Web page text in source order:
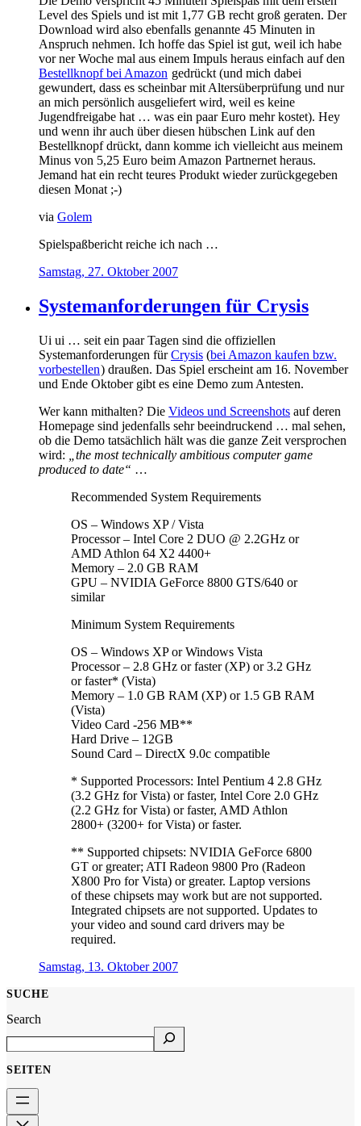
Level des Spiels und ist mit 1,77 GB recht groß geraten. Der
Download wird also ebenfalls genannte 45 Minuten in
Anspruch nehmen. Ich hoffe das Spiel ist gut, weil ich habe
vor ner Woche mal aus einem Impuls heraus einfach auf den
Bestellknopf bei Amazon gedrückt (und mich dabei
gewundert, dass es scheinbar mit Altersüberprüfung und nur
an mich persönlich ausgeliefert wird, weil es keine
Jugendfreigabe hat … was ein paar Euro mehr kostet). Hey
und wenn ihr auch über diesen hübschen Link auf den
Bestellknopf drückt, dann komme ich vielleicht aus meinem
Minus von 5,25 Euro beim Amazon Partnernet heraus.
Jemand hat ein recht teures Produkt wieder zurückgegeben
diesen Monat ;-)
via Golem
Spielspaßbericht reiche ich nach …
Samstag, 27. Oktober 2007
Systemanforderungen für Crysis
Ui ui … seit ein paar Tagen sind die offiziellen
Systemanforderungen fürCrysis (bei Amazon kaufen bzw.
vorbestellen) draußen. Das Spiel erscheint am 16. November
und Ende Oktober gibt es eine Demo zum Antesten.
Wer kann mithalten? Die Videos und Screenshots auf deren
Homepage sind jedenfalls sehr beeindruckend … mal sehen,
ob die Demo tatsächlich hält was die ganze Zeit versprochen
wird:
„the most technically ambitious computer game
produced to date“ …
Recommended System Requirements
OS – Windows XP / Vista
Processor – Intel Core 2 DUO @ 2.2GHz or
AMD Athlon 64 X2 4400+
Memory – 2.0 GB RAM
GPU – NVIDIA GeForce 8800 GTS/640 or
similar
Minimum System Requirements
OS – Windows XP or Windows Vista
Processor – 2.8 GHz or faster (XP) or 3.2 GHz
or faster* (Vista)
Memory – 1.0 GB RAM (XP) or 1.5 GB RAM
(Vista)
Video Card -256 MB**
Hard Drive – 12GB
Sound Card – DirectX 9.0c compatible
* Supported Processors: Intel Pentium 4 2.8 GHz
(3.2 GHz for Vista) or faster, Intel Core 2.0 GHz
(2.2 GHz for Vista) or faster, AMD Athlon
2800+ (3200+ for Vista) or faster.
** Supported chipsets: NVIDIA GeForce 6800
GT or greater; ATI Radeon 9800 Pro (Radeon
X800 Pro for Vista) or greater. Laptop versions
of these chipsets may work but are not supported.
Integrated chipsets are not supported. Updates to
your video and sound card drivers may be
required.
Samstag, 13. Oktober 2007
SUCHE
Search
SEITEN